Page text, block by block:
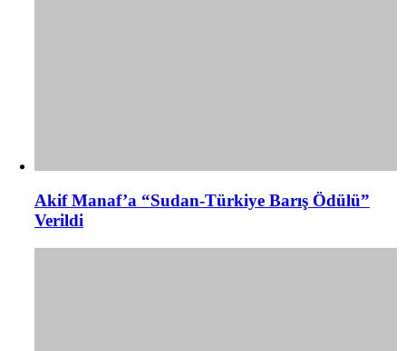
Akif Manaf’a “Sudan-Türkiye Barış Ödülü”
Verildi